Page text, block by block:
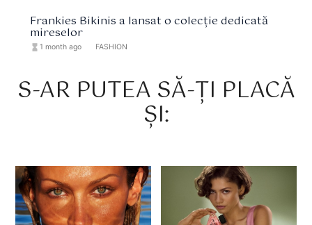
Frankies Bikinis a lansat o colecție dedicată
mireselor
hourglass_full 1 month ago FASHION
S-AR PUTEA SĂ-ȚI PLACĂ
ȘI: